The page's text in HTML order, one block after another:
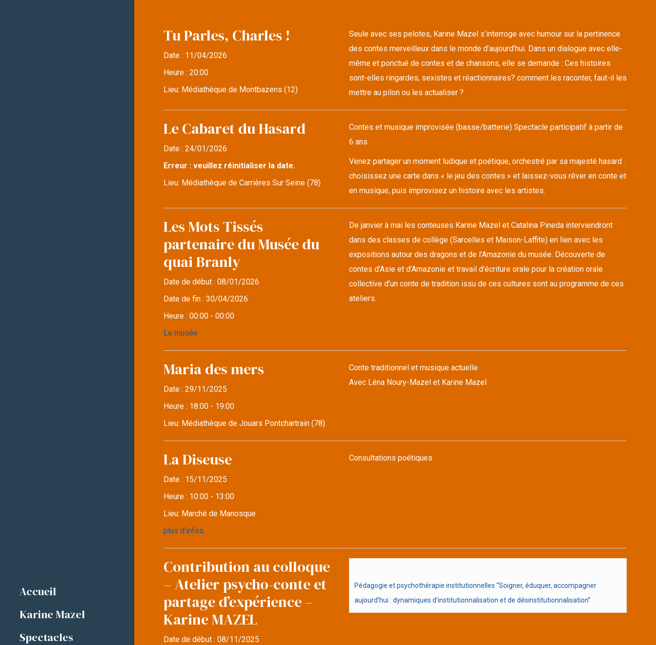
Accueil
Karine Mazel
Spectacles
Tu Parles, Charles !
Date : 11/04/2026
Heure :20:00
Lieu: Médiathèque de Montbazens (12)
Seule avec ses pelotes, Karine Mazel s’interroge avec humour sur la pertinence
des contes merveilleux dans le monde d’aujourd’hui. Dans un dialogue avec elle-
même et ponctué de contes et de chansons, elle se demande : Ces histoires
sont-elles ringardes, sexistes et réactionnaires? comment les raconter, faut-il les
mettre au pilon ou les actualiser ?
Le Cabaret du Hasard
Date :24/01/2026
Erreur : veuillez réinitialiser la date.
Lieu: Médiathèque de Carrières Sur Seine (78)
Contes et musique improvisée (basse/batterie) Spectacle participatif à partir de
6 ans
Venez partager un moment ludique et poétique, orchestré par sa majesté hasard :
choisissez une carte dans « le jeu des contes » et laissez-vous rêver en conte et
en musique, puis improvisez un histoire avec les artistes.
Les Mots Tissés
partenaire du Musée du
quai Branly
Date de début :08/01/2026
Date de fin :30/04/2026
Heure :00:00 - 00:00
Le musée
De janvier à mai les conteuses Karine Mazel et Catalina Pineda interviendront
dans des classes de collège (Sarcelles et Maison-Laffite) en lien avec les
expositions autour des dragons et de l’Amazonie du musée. Découverte de
contes d’Asie et d’Amazonie et travail d’écriture orale pour la création orale
collective d’un conte de tradition issu de ces cultures sont au programme de ces
ateliers.
Maria des mers
Date :29/11/2025
Heure : 18:00 - 19:00
Lieu: Médiathèque de Jouars Pontchartrain (78)
Conte traditionnel et musique actuelle
Avec Léna Noury-Mazel et Karine Mazel
La Diseuse
Date : 15/11/2025
Heure : 10:00 - 13:00
Lieu: Marché de Manosque
plus d'infos
Consultations poétiques
Contribution au colloque
– Atelier psycho-conte et
partage d’expérience –
Karine MAZEL
Date de début :08/11/2025
Pédagogie et psychothérapie institutionnelles “Soigner, éduquer, accompagner
aujourd’hui : dynamiques d’institutionnalisation et de désinstitutionnalisation”